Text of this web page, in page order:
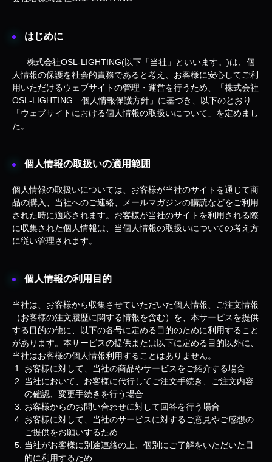
はじめに
株式会社OSL-LIGHTING(以下「当社」といいます。)は、個
人情報の保護を社会的責務であると考え、お客様に安心してご利
用いただけるウェブサイトの管理・運営を行うため、「株式会社
OSL-LIGHTING 個人情報保護方針」に基づき、以下のとおり
「ウェブサイトにおける個人情報の取扱いについて」を定めまし
た。
個人情報の取扱いの適用範囲
個人情報の取扱いについては、お客様が当社のサイトを通じて商
品の購入、当社へのご連絡、メールマガジンの購読などをご利用
された時に適応されます。お客様が当社のサイトを利用される際
に収集された個人情報は、当個人情報の取扱いについての考え方
に従い管理されます。
個人情報の利用目的
当社は、お客様から収集させていただいた個人情報、ご注文情報
（お客様の注文履歴に関する情報を含む）を、本サービスを提供
する目的の他に、以下の各号に定める目的のために利用すること
があります。本サービスの提供または以下に定める目的以外に、
当社はお客様の個人情報利用することはありません。
お客様に対して、当社の商品やサービスをご紹介する場合
当社において、お客様に代行してご注文手続き、ご注文内容
の確認、変更手続きを行う場合
お客様からのお問い合わせに対して回答を行う場合
お客様に対して、当社のサービスに対するご意見やご感想の
ご提供をお願いするため
当社がお客様に別途連絡の上、個別にご了解をいただいた目
的に利用するため